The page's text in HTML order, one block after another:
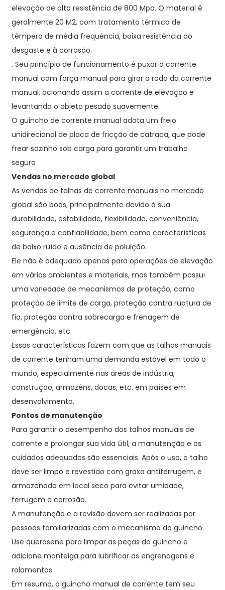
elevação de alta resistência de 800 Mpa. O material é
geralmente 20 M2, com tratamento térmico de
têmpera de média frequência, baixa resistência ao
desgaste e à corrosão.
. Seu princípio de funcionamento é puxar a corrente
manual com força manual para girar a roda da corrente
manual, acionando assim a corrente de elevação e
levantando o objeto pesado suavemente.
O guincho de corrente manual adota um freio
unidirecional de placa de fricção de catraca, que pode
frear sozinho sob carga para garantir um trabalho
seguro
Vendas no mercado global
As vendas de talhas de corrente manuais no mercado
global são boas, principalmente devido à sua
durabilidade, estabilidade, flexibilidade, conveniência,
segurança e confiabilidade, bem como características
de baixo ruído e ausência de poluição.
Ele não é adequado apenas para operações de elevação
em vários ambientes e materiais, mas também possui
uma variedade de mecanismos de proteção, como
proteção de limite de carga, proteção contra ruptura de
fio, proteção contra sobrecarga e frenagem de
emergência, etc.
Essas características fazem com que as talhas manuais
de corrente tenham uma demanda estável em todo o
mundo, especialmente nas áreas de indústria,
construção, armazéns, docas, etc. em países em
desenvolvimento.
Pontos de manutenção
Para garantir o desempenho dos talhos manuais de
corrente e prolongar sua vida útil, a manutenção e os
cuidados adequados são essenciais. Após o uso, o talho
deve ser limpo e revestido com graxa antiferrugem, e
armazenado em local seco para evitar umidade,
ferrugem e corrosão.
A manutenção e a revisão devem ser realizadas por
pessoas familiarizadas com o mecanismo do guincho.
Use querosene para limpar as peças do guincho e
adicione manteiga para lubrificar as engrenagens e
rolamentos.
Em resumo, o guincho manual de corrente tem seu